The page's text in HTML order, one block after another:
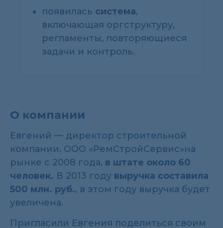
появилась система,
включающая оргструктуру,
регламенты, повторяющиеся
задачи и контроль.
О компании
Евгений — директор строительной
компании. ООО «РемСтройСервис»на
рынке с 2008 года, в штате около 60
человек. В 2013 году выручка составила
500 млн. руб., в этом году выручка будет
увеличена.
Пригласили Евгения поделиться своим